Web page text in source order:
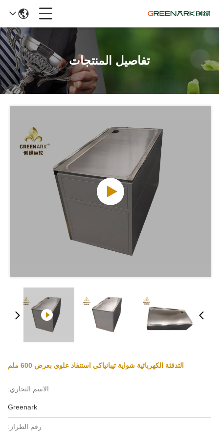
تفاصيل المنتجات
التدفئة الكهربائية شواية تيبانياكي استنفاد علوي بعرض 600 ملم
الاسم التجاري:
Greenark
رقم الطراز: